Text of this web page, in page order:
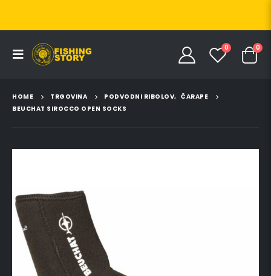
0 0
HOME TRGOVINA PODVODNI RIBOLOV, ČARAPE
BEUCHAT SIROCCO OPEN SOCKS